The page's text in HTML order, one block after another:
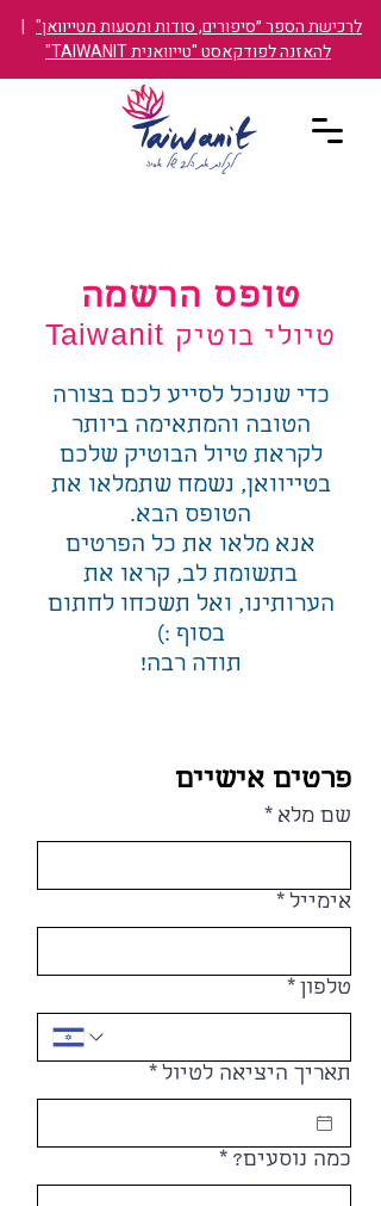
לרכישת הספר ״סיפורים, סודות ומסעות מטייוואן" |
להאזנה לפודקאסט "טייוואנית TAIWANIT"
כדי שנוכל לסייע לכם בצורה
הטובה והמתאימה ביותר
לקראת טיול הבוטיק שלכם
בטייוואן, נשמח שתמלאו את
הטופס הבא.
אנא מלאו את כל הפרטים
בתשומת לב, קראו את
הערותינו, ואל תשכחו לחתום
בסוף :)
תודה רבה!
טופס הרשמה
טיולי בוטיק Taiwanit
פרטים אישיים
שם מלא *
אימייל *
טלפון *
תאריך היציאה לטיול *
כמה נוסעים? *